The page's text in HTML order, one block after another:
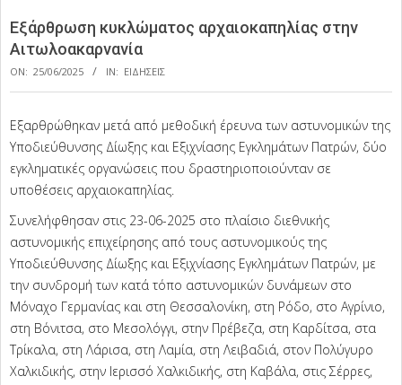
Εξάρθρωση κυκλώματος αρχαιοκαπηλίας στην
Αιτωλοακαρνανία
ON: 25/06/2025 IN: ΕΙΔΗΣΕΙΣ
Εξαρθρώθηκαν μετά από μεθοδική έρευνα των αστυνομικών της
Υποδιεύθυνσης Δίωξης και Εξιχνίασης Εγκλημάτων Πατρών, δύο
εγκληματικές οργανώσεις που δραστηριοποιούνταν σε
υποθέσεις αρχαιοκαπηλίας.
Συνελήφθησαν στις 23-06-2025 στο πλαίσιο διεθνικής
αστυνομικής επιχείρησης από τους αστυνομικούς της
Υποδιεύθυνσης Δίωξης και Εξιχνίασης Εγκλημάτων Πατρών, με
την συνδρομή των κατά τόπο αστυνομικών δυνάμεων στο
Μόναχο Γερμανίας και στη Θεσσαλονίκη, στη Ρόδο, στο Αγρίνιο,
στη Βόνιτσα, στο Μεσολόγγι, στην Πρέβεζα, στη Καρδίτσα, στα
Τρίκαλα, στη Λάρισα, στη Λαμία, στη Λειβαδιά, στον Πολύγυρο
Χαλκιδικής, στην Ιερισσό Χαλκιδικής, στη Καβάλα, στις Σέρρες,